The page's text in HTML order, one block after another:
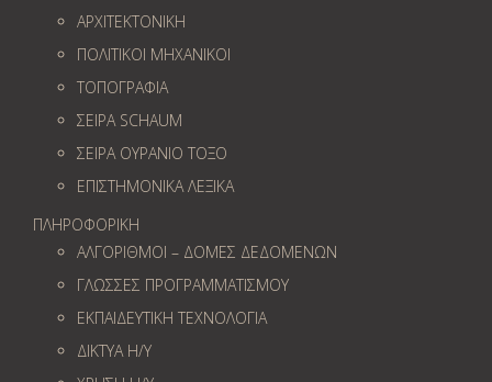
ΑΡΧΙΤΕΚΤΟΝΙΚΗ
ΠΟΛΙΤΙΚΟΙ ΜΗΧΑΝΙΚΟΙ
ΤΟΠΟΓΡΑΦΙΑ
ΣΕΙΡΑ SCHAUM
ΣΕΙΡΑ ΟΥΡΑΝΙΟ ΤΟΞΟ
ΕΠΙΣΤΗΜΟΝΙΚΑ ΛΕΞΙΚΑ
ΠΛΗΡΟΦΟΡΙΚΗ
ΑΛΓΟΡΙΘΜΟΙ – ΔΟΜΕΣ ΔΕΔΟΜΕΝΩΝ
ΓΛΩΣΣΕΣ ΠΡΟΓΡΑΜΜΑΤΙΣΜΟΥ
ΕΚΠΑΙΔΕΥΤΙΚΗ ΤΕΧΝΟΛΟΓΙΑ
ΔΙΚΤΥΑ Η/Υ